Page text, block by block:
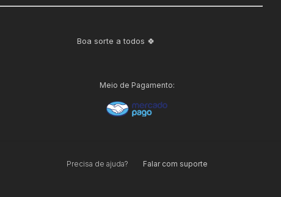
Boa sorte a todos 🍀
Meio de Pagamento:
Precisa de ajuda? Falar com suporte